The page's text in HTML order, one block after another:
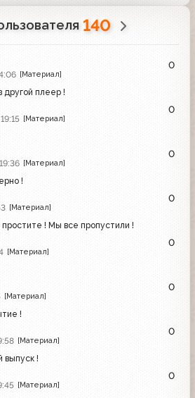
140
[Материал]
0
другой плеер !
[Материал]
0
[Материал]
0
!
[Материал]
0
! Мы все пропустили !
[Материал]
0
[Материал]
0
!
[Материал]
0
выпуск !
[Материал]
0